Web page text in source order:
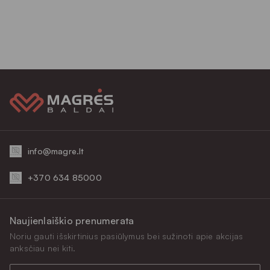
info@magre.lt
+370 634 85000
Naujienlaiškio prenumerata
Noriu gauti išskirtinius pasiūlymus bei sužinoti apie akcijas
anksčiau nei kiti.